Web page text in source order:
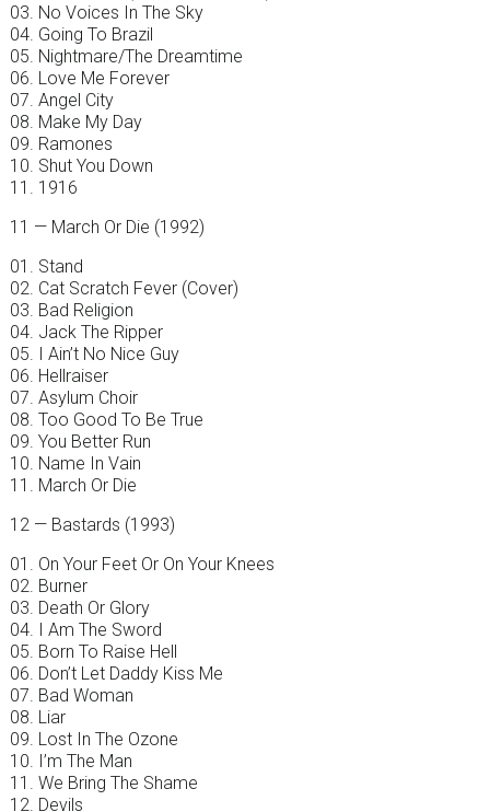
03. No Voices In The Sky
04. Going To Brazil
05. Nightmare/The Dreamtime
06. Love Me Forever
07. Angel City
08. Make My Day
09. Ramones
10. Shut You Down
11. 1916
11 — March Or Die (1992)
01. Stand
02. Cat Scratch Fever (Cover)
03. Bad Religion
04. Jack The Ripper
05. I Ain’t No Nice Guy
06. Hellraiser
07. Asylum Choir
08. Too Good To Be True
09. You Better Run
10. Name In Vain
11. March Or Die
12 — Bastards (1993)
01. On Your Feet Or On Your Knees
02. Burner
03. Death Or Glory
04. I Am The Sword
05. Born To Raise Hell
06. Don’t Let Daddy Kiss Me
07. Bad Woman
08. Liar
09. Lost In The Ozone
10. I’m The Man
11. We Bring The Shame
12. Devils